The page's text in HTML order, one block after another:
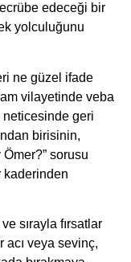
edeceği bir
yolculuğunu
ne güzel ifade
vilayetinde veba
neticesinde geri
birisinin,
Ömer?” sorusu
kaderinden
ve sırayla fırsatlar
acı veya sevinç,